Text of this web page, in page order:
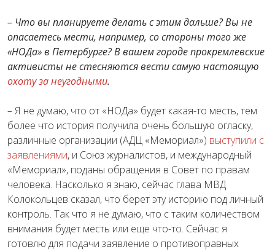
– Что вы планируете делать с этим дальше? Вы не
опасаетесь мести, например, со стороны того же
«НОДа» в Петербурге? В вашем городе прокремлевские
активисты не стесняются вести самую настоящую
охоту за неугодными.
– Я не думаю, что от «НОДа» будет какая-то месть, тем
более что история получила очень большую огласку,
различные организации (АДЦ «Мемориал») выступили с
заявлениями, и Союз журналистов, и международный
«Мемориал», поданы обращения в Совет по правам
человека. Насколько я знаю, сейчас глава МВД
Колокольцев сказал, что берет эту историю под личный
контроль. Так что я не думаю, что с таким количеством
внимания будет месть или еще что-то. Сейчас я
готовлю для подачи заявление о противоправных